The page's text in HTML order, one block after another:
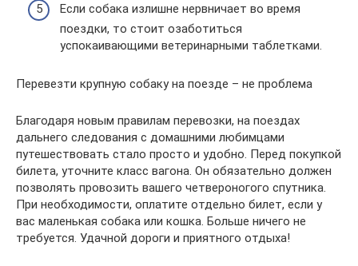
Если собака излишне нервничает во время
поездки, то стоит озаботиться
успокаивающими ветеринарными таблетками.
Перевезти крупную собаку на поезде – не проблема
Благодаря новым правилам перевозки, на поездах
дальнего следования с домашними любимцами
путешествовать стало просто и удобно. Перед покупкой
билета, уточните класс вагона. Он обязательно должен
позволять провозить вашего четвероногого спутника.
При необходимости, оплатите отдельно билет, если у
вас маленькая собака или кошка. Больше ничего не
требуется. Удачной дороги и приятного отдыха!